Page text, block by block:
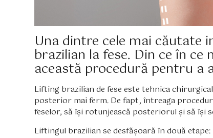
Una dintre cele mai căutate
brazilian la fese. Din ce în
această procedură pentru
Lifting brazilian de fese este tehnica
posterior mai ferm. De fapt, întreaga
feselor, să își rotunjească posteriorul și să își
Liftingul brazilian se desfășoară în două etape: